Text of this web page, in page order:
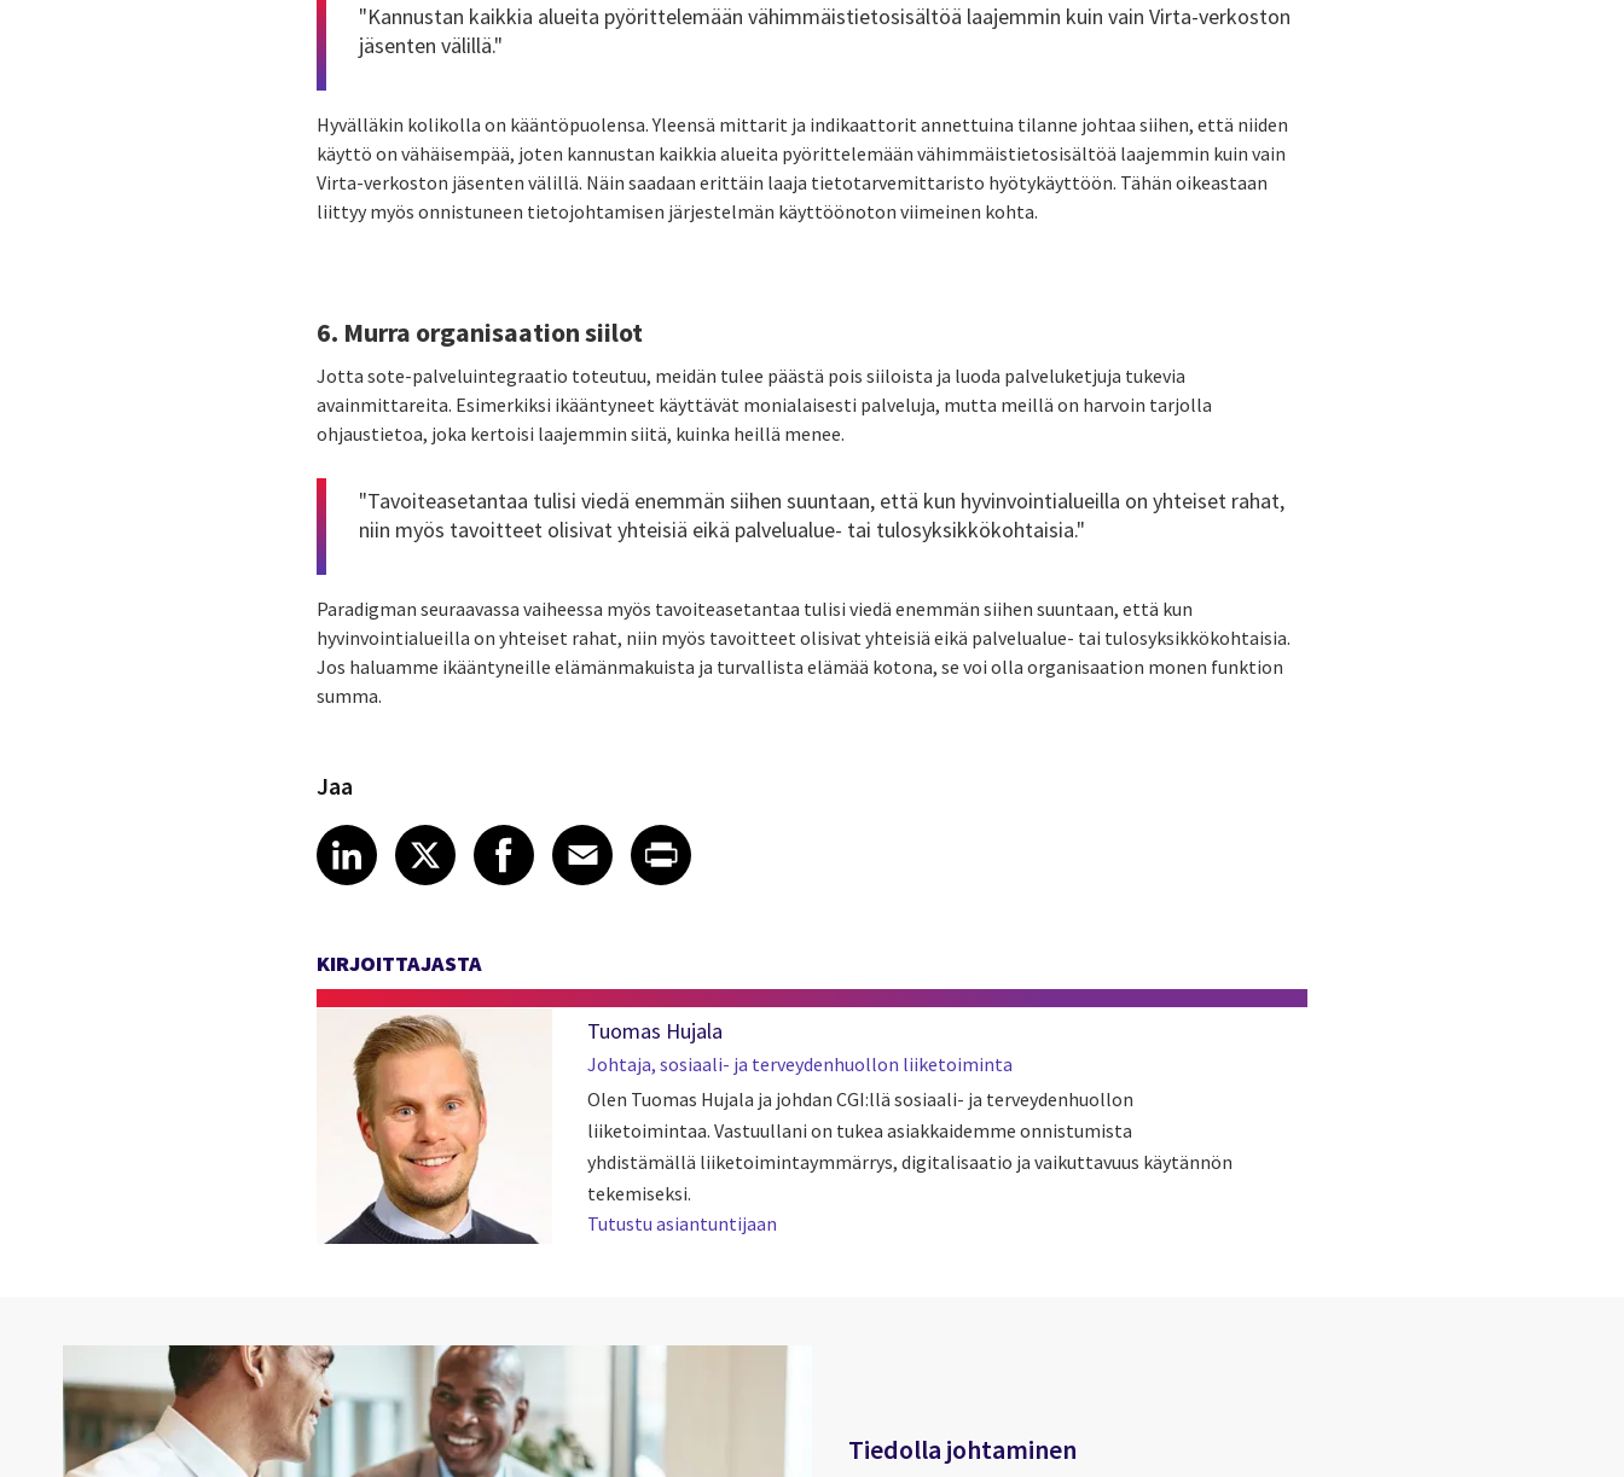
"Kannustan kaikkia alueita pyörittelemään vähimmäistietosisältöä laajemmin kuin vain Virta-verkoston
jäsenten välillä."
Hyvälläkin kolikolla on kääntöpuolensa. Yleensä mittarit ja indikaattorit annettuina tilanne johtaa siihen, että niiden
käyttö on vähäisempää, joten kannustan kaikkia alueita pyörittelemään vähimmäistietosisältöä laajemmin kuin vain
Virta-verkoston jäsenten välillä. Näin saadaan erittäin laaja tietotarvemittaristo hyötykäyttöön. Tähän oikeastaan
liittyy myös onnistuneen tietojohtamisen järjestelmän käyttöönoton viimeinen kohta.
6. Murra organisaation siilot
Jotta sote-palveluintegraatio toteutuu, meidän tulee päästä pois siiloista ja luoda palveluketjuja tukevia
avainmittareita. Esimerkiksi ikääntyneet käyttävät monialaisesti palveluja, mutta meillä on harvoin tarjolla
ohjaustietoa, joka kertoisi laajemmin siitä, kuinka heillä menee.
"Tavoiteasetantaa tulisi viedä enemmän siihen suuntaan, että kun hyvinvointialueilla on yhteiset rahat,
niin myös tavoitteet olisivat yhteisiä eikä palvelualue- tai tulosyksikkökohtaisia."
Paradigman seuraavassa vaiheessa myös tavoiteasetantaa tulisi viedä enemmän siihen suuntaan, että kun
hyvinvointialueilla on yhteiset rahat, niin myös tavoitteet olisivat yhteisiä eikä palvelualue- tai tulosyksikkökohtaisia.
Jos haluamme ikääntyneille elämänmakuista ja turvallista elämää kotona, se voi olla organisaation monen funktion
summa.
Jaa
Share article on LinkedIn
LinkedIn
Share article on X
XShare article on Facebook
Facebook
Share article on Email
Email
Share article on Print
KIRJOITTAJASTA
Tuomas Hujala
Johtaja, sosiaali- ja terveydenhuollon liiketoiminta
Olen Tuomas Hujala ja johdan CGI:llä sosiaali- ja terveydenhuollon
liiketoimintaa. Vastuullani on tukea asiakkaidemme onnistumista
yhdistämällä liiketoimintaymmärrys, digitalisaatio ja vaikuttavuus käytännön
tekemiseksi.
Tutustu asiantuntijaan
Tiedolla johtaminen